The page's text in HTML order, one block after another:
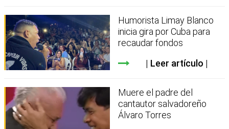
Humorista Limay Blanco
inicia gira por Cuba para
recaudar fondos
Leer artículo
Muere el padre del
cantautor salvadoreño
Álvaro Torres